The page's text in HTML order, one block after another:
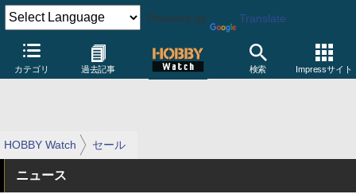
Powered by Translate
カテゴリ 過去記事 検索 Impressサイト
HOBBY Watch セール
ニュース